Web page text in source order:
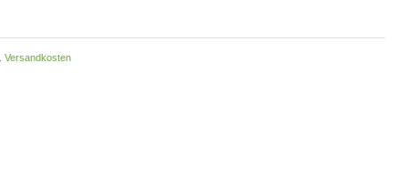
Versandkosten